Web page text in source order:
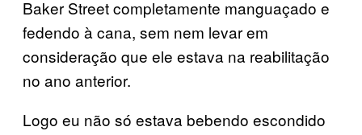
Baker Street completamente manguaçado e
fedendo à cana, sem nem levar em
consideração que ele estava na reabilitação
no ano anterior.
Logo eu não só estava bebendo escondido